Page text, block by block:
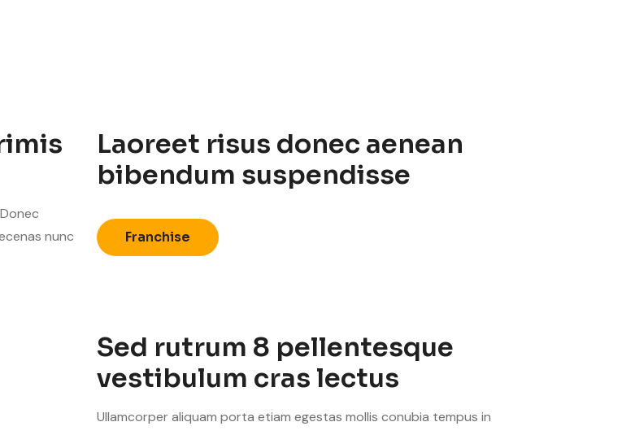
nunc
Laoreet risus donec aenean
bibendum suspendisse
Franchise
Sed rutrum 8 pellentesque
vestibulum cras lectus
Ullamcorper aliquam porta etiam egestas mollis conubia tempus in